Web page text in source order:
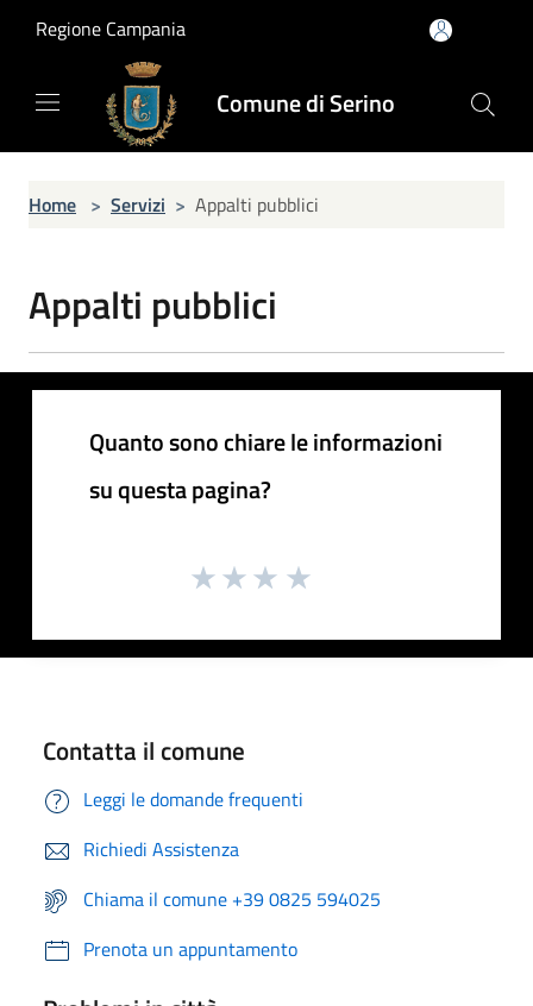
Regione Campania
Comune di Serino
Home > Servizi > Appalti pubblici
Appalti pubblici
Quanto sono chiare le informazioni
su questa pagina?
Contatta il comune
Leggi le domande frequenti
Richiedi Assistenza
Chiama il comune +39 0825 594025
Prenota un appuntamento